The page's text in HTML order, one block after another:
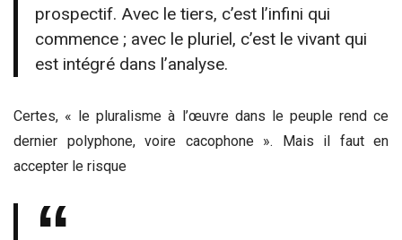
prospectif. Avec le tiers, c’est l’infini qui
commence ; avec le pluriel, c’est le vivant qui
est intégré dans l’analyse.
Certes, « le pluralisme à l’œuvre dans le peuple rend ce
dernier polyphone, voire cacophone ». Mais il faut en
accepter le risque